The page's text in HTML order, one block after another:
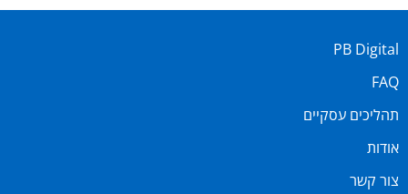
PB Digital
FAQ
תהליכים עסקיים
אודות
צור קשר